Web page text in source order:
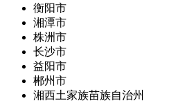
衡阳市
湘潭市
株洲市
长沙市
益阳市
郴州市
湘西土家族苗族自治州